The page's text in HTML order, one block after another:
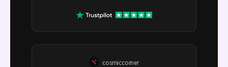
cosmiccorner